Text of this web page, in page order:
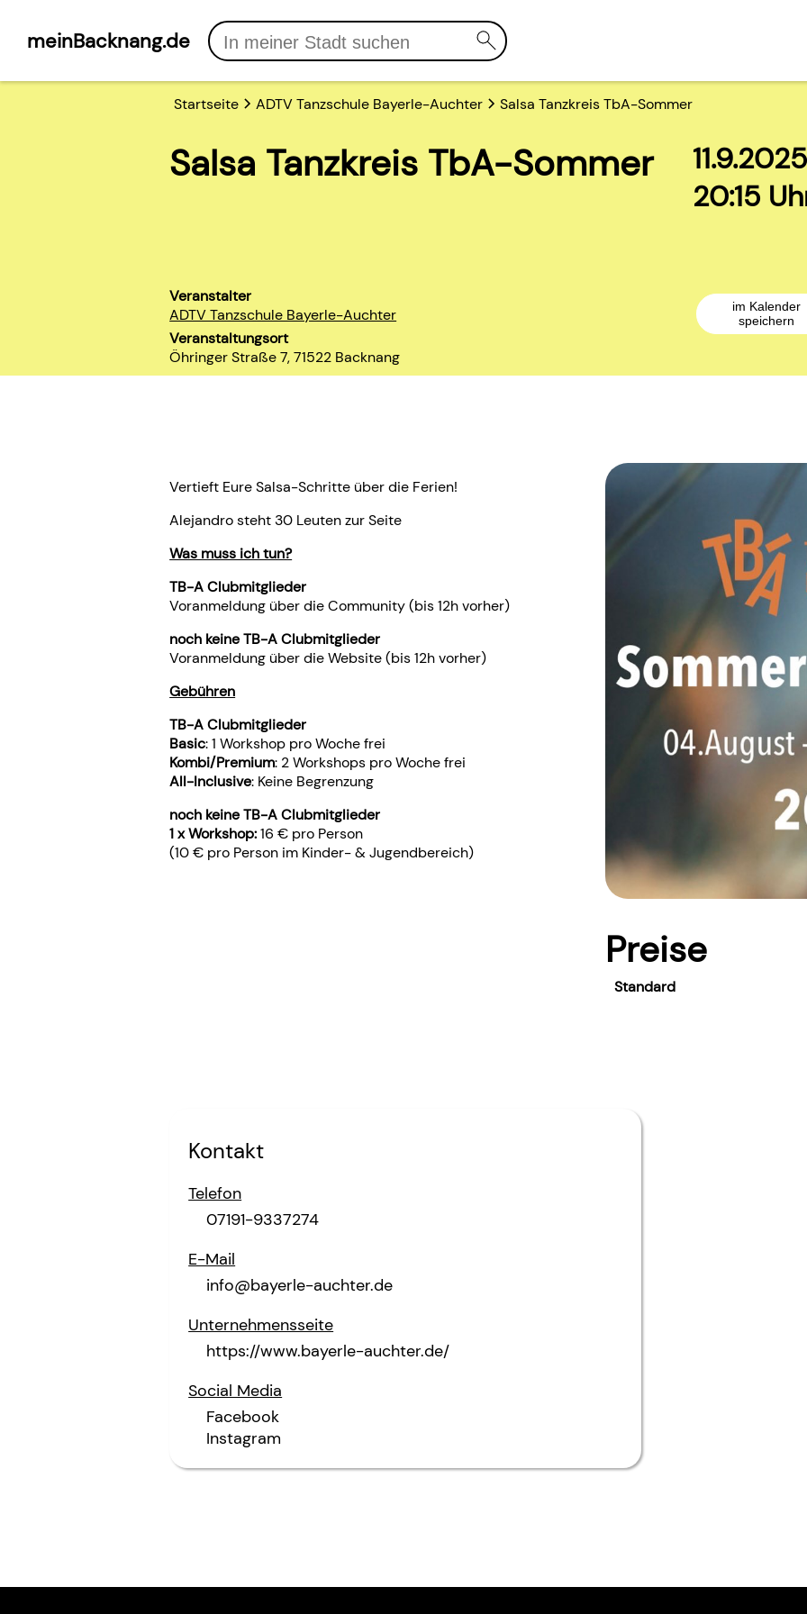
meinBacknang.de
Startseite ADTV Tanzschule Bayerle-Auchter Salsa Tanzkreis TbA-Sommer
Salsa Tanzkreis TbA-Sommer
11.9.2025
20:15
Veranstalter
ADTV Tanzschule Bayerle-Auchter
Veranstaltungsort
Öhringer Straße 7, 71522 Backnang
im Kalender
speichern
Vertieft Eure Salsa-Schritte über die Ferien!
Alejandro steht 30 Leuten zur Seite
Was muss ich tun?
TB-A Clubmitglieder
Voranmeldung über die Community (bis 12h vorher)
noch keine TB-A Clubmitglieder
Voranmeldung über die Website (bis 12h vorher)
Gebühren
TB-A Clubmitglieder
Basic: 1 Workshop pro Woche frei
Kombi/Premium: 2 Workshops pro Woche frei
All-Inclusive: Keine Begrenzung
noch keine TB-A Clubmitglieder
1 x Workshop:16 € pro Person
(10 € pro Person im Kinder- & Jugendbereich)
Preise
Standard
Kontakt
Telefon
07191-9337274
E-Mail
info@bayerle-auchter.de
Unternehmensseite
https://www.bayerle-auchter.de/
Social Media
Facebook
Instagram